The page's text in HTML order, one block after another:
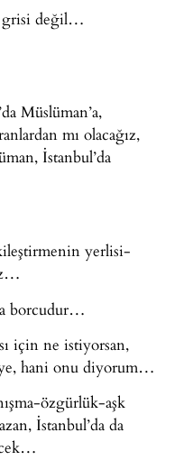
grisi değil…
Müslüman’a,
mı olacağız,
İstanbul’da
yerlisi-
borcudur…
için ne istiyorsan,
hani onu diyorum…
özgürlük-aşk
İstanbul’da da